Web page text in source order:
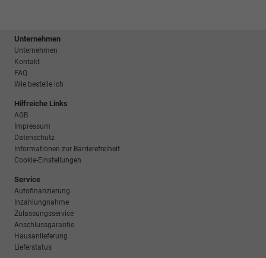
Unternehmen
Unternehmen
Kontakt
FAQ
Wie bestelle ich
Hilfreiche Links
AGB
Impressum
Datenschutz
Informationen zur Barrierefreiheit
Cookie-Einstellungen
Service
Autofinanzierung
Inzahlungnahme
Zulassungsservice
Anschlussgarantie
Hausanlieferung
Lieferstatus